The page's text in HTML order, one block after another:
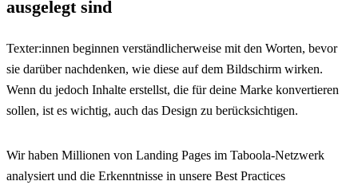
ausgelegt sind
Texter:innen beginnen verständlicherweise mit den Worten, bevor
sie darüber nachdenken, wie diese auf dem Bildschirm wirken.
Wenn du jedoch Inhalte erstellst, die für deine Marke konvertieren
sollen, ist es wichtig, auch das Design zu berücksichtigen.
Wir haben Millionen von Landing Pages im Taboola-Netzwerk
analysiert und die Erkenntnisse in unsere Best Practices